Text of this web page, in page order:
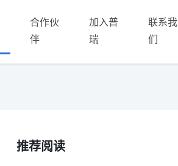
合作伙
伴
加入普
瑞
联系我
们
推荐阅读